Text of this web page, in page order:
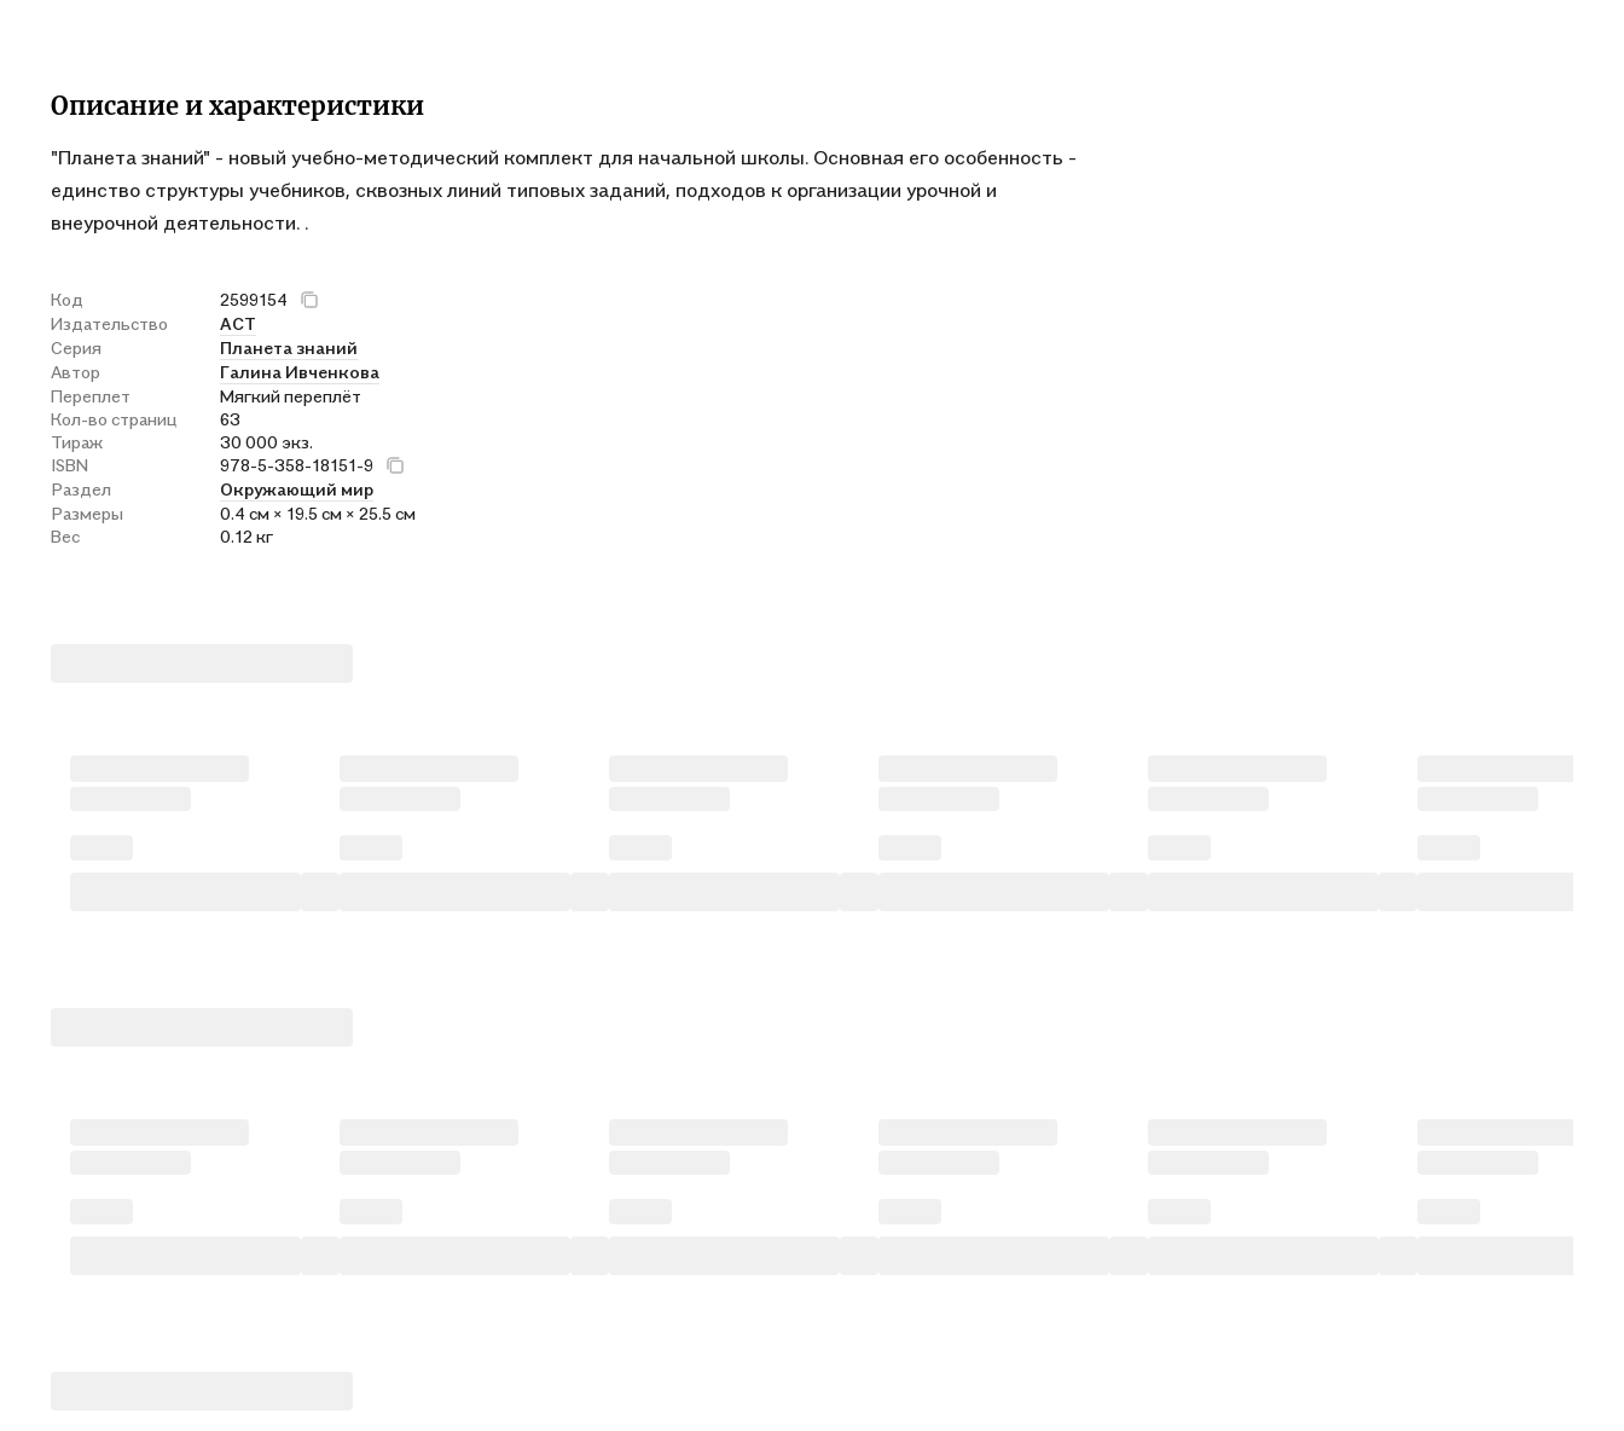
Описание и характеристики
"Планета знаний" - новый учебно-методический комплект для начальной школы. Основная его особенность -
единство структуры учебников, сквозных линий типовых заданий, подходов к организации урочной и
внеурочной деятельности. .
Код
2599154
Издательство
АСТ
Серия
Планета знаний
Автор
Галина Ивченкова
Переплет
Мягкий переплёт
Кол-во страниц
63
Тираж
30 000 экз.
ISBN
978-5-358-18151-9
Раздел
Окружающий мир
Размеры
0.4 см × 19.5 см × 25.5 см
Вес
0.12 кг